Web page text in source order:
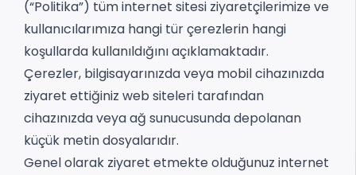
(“Politika”) tüm internet sitesi ziyaretçilerimize ve
kullanıcılarımıza hangi tür çerezlerin hangi
koşullarda kullanıldığını açıklamaktadır.
Çerezler, bilgisayarınızda veya mobil cihazınızda
ziyaret ettiğiniz web siteleri tarafından
cihazınızda veya ağ sunucusunda depolanan
küçük metin dosyalarıdır.
Genel olarak ziyaret etmekte olduğunuz internet